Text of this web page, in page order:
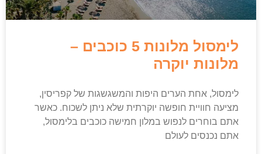
לימסול מלונות 5 כוכבים –
מלונות יוקרה
לימסול, אחת הערים היפות והמשגשגות של קפריסין,
מציעה חוויית חופשה יוקרתית שלא ניתן לשכוח. כאשר
אתם בוחרים לנפוש במלון חמישה כוכבים בלימסול,
אתם נכנסים לעולם